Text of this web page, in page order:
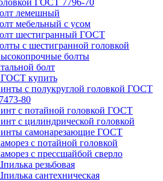
ГОСТ 7796-70
лемешный
мебельный с усом
шестигранный ГОСТ
с шестигранной головкой
болты
болт
купить
с полукруглой головкой ГОСТ
80
с потайной головкой ГОСТ
с цилиндрической головкой
самонарезающие ГОСТ
с потайной головкой
с прессшайбой сверло
резьбовая
сантехническая